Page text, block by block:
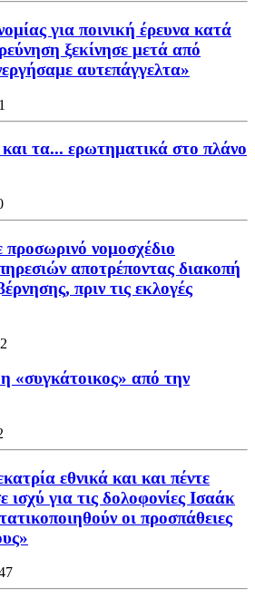
για ποινική έρευνα κατά
ξεκίνησε μετά από
αυτεπάγγελτα»
και τα... ερωτηματικά στο πλάνο
νομοσχέδιο
αποτρέποντας διακοπή
πριν τις εκλογές
«συγκάτοικος» από την
εθνικά και και πέντε
ισχύ για τις δολοφονίες Ισαάκ
οι προσπάθειες